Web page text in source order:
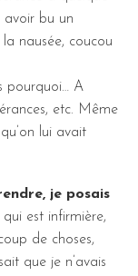
avoir bu un
nausée, coucou
pourquoi… A
etc. Même
lui avait
je posais
est infirmière,
de choses,
que je n’avais